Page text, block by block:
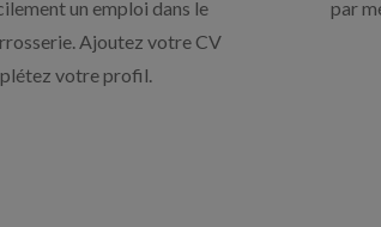
un emploi dans le
Ajoutez votre CV
votre profil.
par